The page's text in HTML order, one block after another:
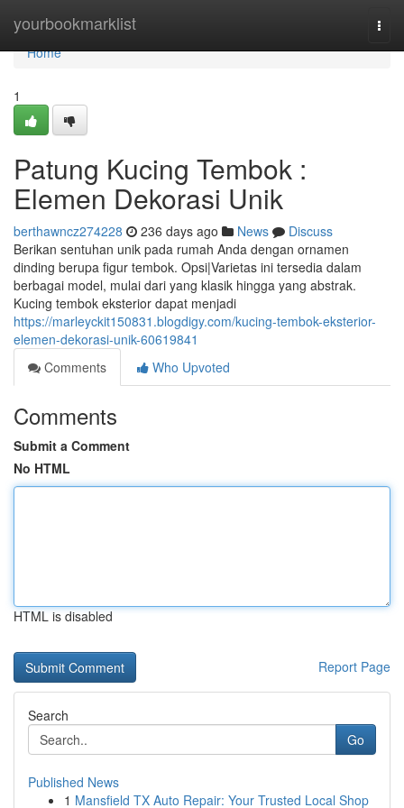
yourbookmarklist
Home
Home
1
Patung Kucing Tembok :
Elemen Dekorasi Unik
berthawncz274228 236 days ago News
Discuss
Berikan sentuhan unik pada rumah Anda dengan ornamen
dinding berupa figur tembok. Opsi|Varietas ini tersedia dalam
berbagai model, mulai dari yang klasik hingga yang abstrak.
Kucing tembok eksterior dapat menjadi
https://marleyckit150831.blogdigy.com/kucing-tembok-eksterior-
elemen-dekorasi-unik-60619841
Comments
Who Upvoted
Comments
Submit a Comment
No HTML
HTML is disabled
Report Page
Search
Go
Published News
1 Mansfield TX Auto Repair: Your Trusted Local Shop